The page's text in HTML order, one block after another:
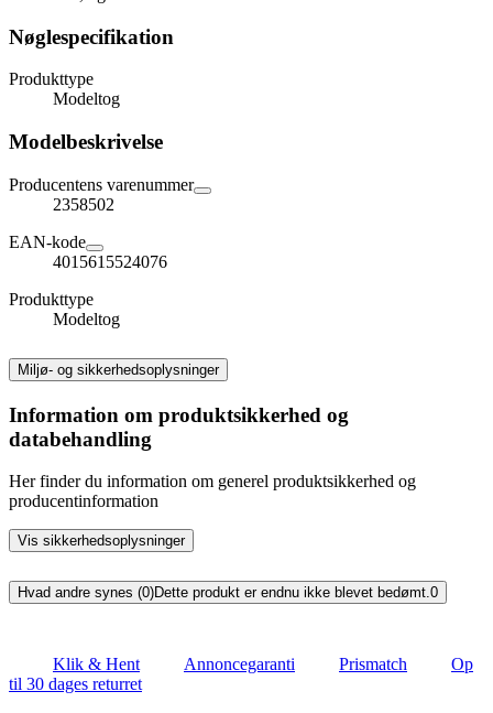
Nøglespecifikation
Produkttype
Modeltog
Modelbeskrivelse
Producentens varenummer
2358502
EAN-kode
4015615524076
Produkttype
Modeltog
Miljø- og sikkerhedsoplysninger
Information om produktsikkerhed og
databehandling
Her finder du information om generel produktsikkerhed og
producentinformation
Vis sikkerhedsoplysninger
Hvad andre synes (0)Dette produkt er endnu ikke blevet bedømt.0
Klik & Hent Annoncegaranti Prismatch
Op
til 30 dages returret